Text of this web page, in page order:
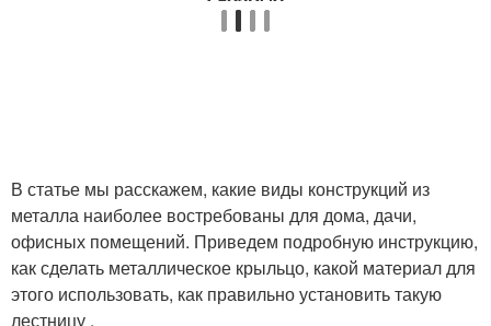
В статье мы расскажем, какие виды конструкций из
металла наиболее востребованы для дома, дачи,
офисных помещений. Приведем подробную инструкцию,
как сделать металлическое крыльцо, какой материал для
этого использовать, как правильно установить такую
лестницу .